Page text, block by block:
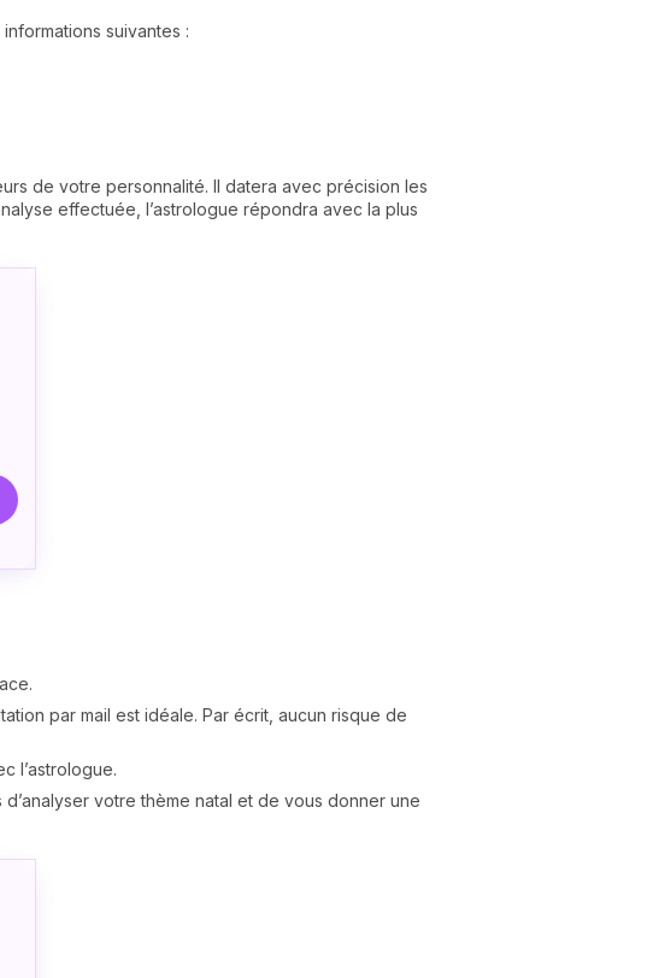
suivantes :
de votre personnalité. Il datera avec précision les
effectuée, l’astrologue répondra avec la plus
par mail est idéale. Par écrit, aucun risque de
l’astrologue.
votre thème natal et de vous donner une